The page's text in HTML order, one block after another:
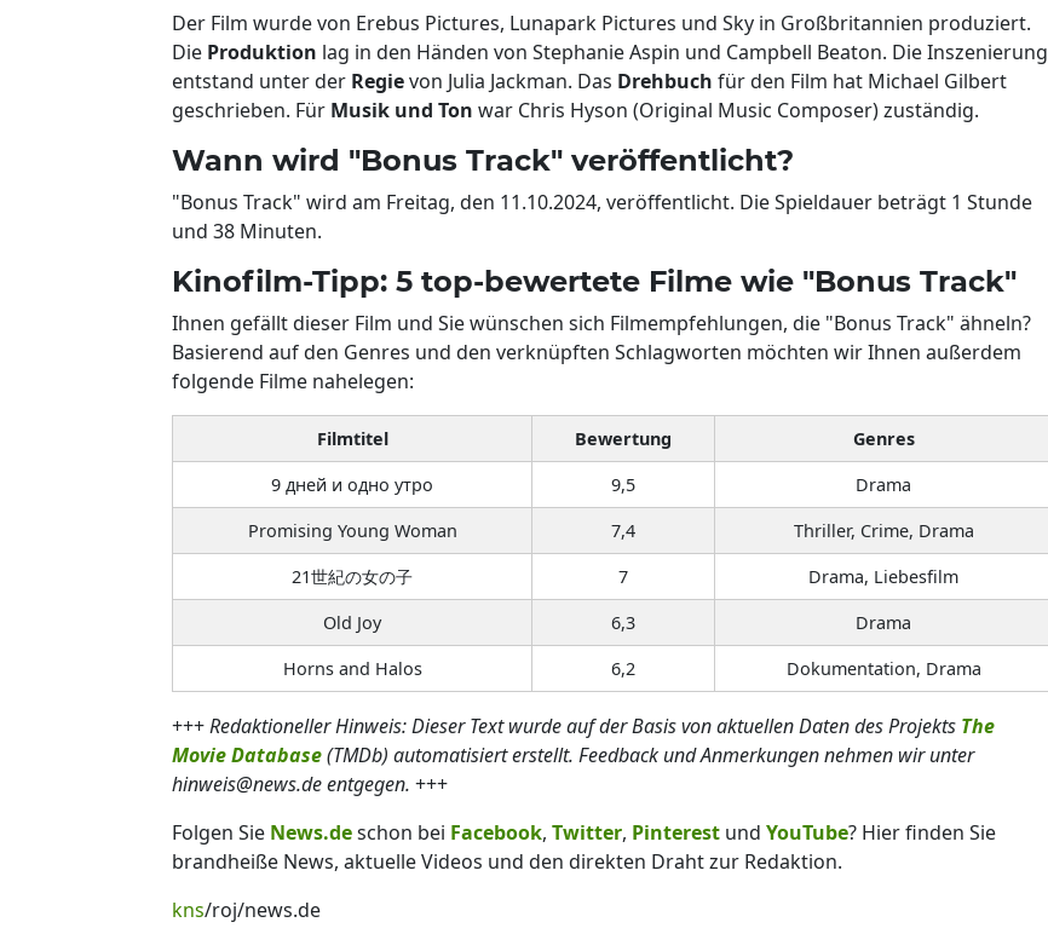
Der Film wurde von Erebus Pictures, Lunapark Pictures und Sky in Großbritannien produziert.
Die Produktion lag in den Händen von Stephanie Aspin und Campbell Beaton. Die Inszenierung
entstand unter der Regievon Julia Jackman. Das Drehbuch für den Film hat Michael Gilbert
geschrieben. Für Musik und Ton war Chris Hyson (Original Music Composer) zuständig.
Wann wird "Bonus Track" veröffentlicht?
"Bonus Track" wird am Freitag, den 11.10.2024, veröffentlicht. Die Spieldauer beträgt 1 Stunde
und 38 Minuten.
Kinofilm-Tipp: 5 top-bewertete Filme wie "Bonus Track"
Ihnen gefällt dieser Film und Sie wünschen sich Filmempfehlungen, die "Bonus Track" ähneln?
Basierend auf den Genres und den verknüpften Schlagworten möchten wir Ihnen außerdem
folgende Filme nahelegen:
Filmtitel Bewertung
Genres
9 дней и одно утро
9,5
Drama
Promising Young Woman
7,4
Thriller, Crime, Drama
21世紀の女の子
7
Drama, Liebesfilm
Old Joy
6,3
Drama
Horns and Halos
6,2 Dokumentation, Drama
+++Redaktioneller Hinweis: Dieser Text wurde auf der Basis von aktuellen Daten des Projekts The
Movie Database(TMDb) automatisiert erstellt. Feedback und Anmerkungen nehmen wir unter
hinweis@news.de entgegen. +++
Folgen Sie News.deschon bei Facebook, Twitter, Pinterest und YouTube? Hier finden Sie
brandheiße News, aktuelle Videos und den direkten Draht zur Redaktion.
kns/roj/news.de